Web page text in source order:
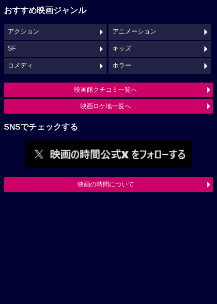
おすすめ映画ジャンル
アクション アニメーション
SF キッズ
コメディ ホラー
映画館クチコミ一覧へ
映画ロケ地一覧へ
SNSでチェックする
映画の時間について